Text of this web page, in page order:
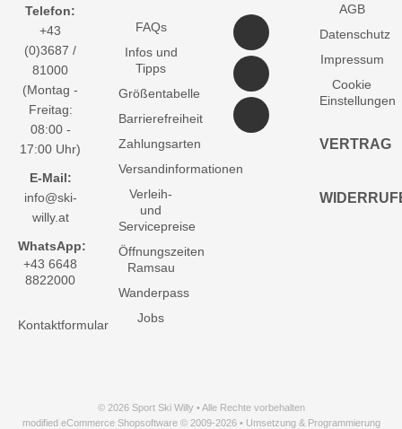
Telefon:
+43
(0)3687 /
81000
(Montag -
Freitag:
08:00 -
17:00 Uhr)
E-Mail:
info@ski-
willy.at
WhatsApp:
+43 6648
8822000
Kontaktformular
FAQs
Infos und
Tipps
Größentabelle
Barrierefreiheit
Zahlungsarten
Versandinformationen
Verleih-
und
Servicepreise
Öffnungszeiten
Ramsau
Wanderpass
Jobs
AGB
Datenschutz
Impressum
Cookie
Einstellungen
VERTRAG
© 2026 Sport Ski Willy • Alle Rechte vorbehalten
modified eCommerce Shopsoftware © 2009-2026 • Umsetzung & Programmierung